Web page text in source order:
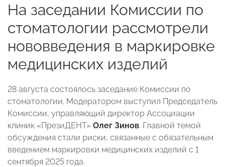
На заседании Комиссии по
стоматологии рассмотрели
нововведения в маркировке
медицинских изделий
28 августа состоялось заседание Комиссии по
стоматологии. Модератором выступил Председатель
Комиссии, управляющий директор Ассоциации
клиник «ПрезиДЕНТ» Олег Зинов. Главной темой
обсуждения стали риски, связанные с обязательным
введением маркировки медицинских изделий с 1
сентября 2025 года.